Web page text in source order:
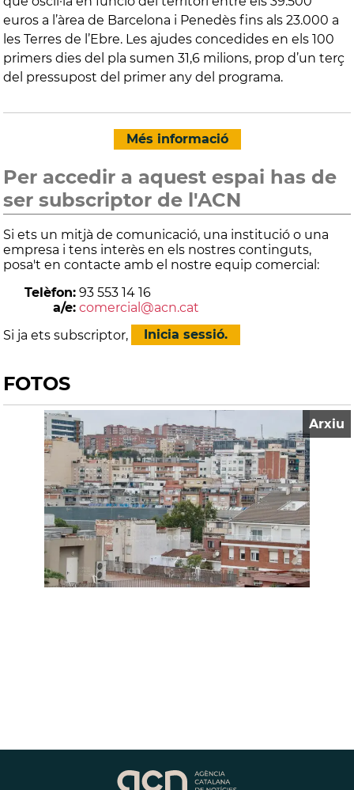
euros a l’àrea de Barcelona i Penedès fins als 23.000 a
les Terres de l’Ebre. Les ajudes concedides en els 100
primers dies del pla sumen 31,6 milions, prop d’un terç
del pressupost del primer any del programa.
Més informació
Per accedir a aquest espai has de
ser subscriptor de l'ACN
Si ets un mitjà de comunicació, una institució o una
empresa i tens interès en els nostres continguts,
posa't en contacte amb el nostre equip comercial:
Telèfon: 93 553 14 16
a/e: comercial@acn.cat
Si ja ets subscriptor,
Inicia sessió.
FOTOS
Arxiu